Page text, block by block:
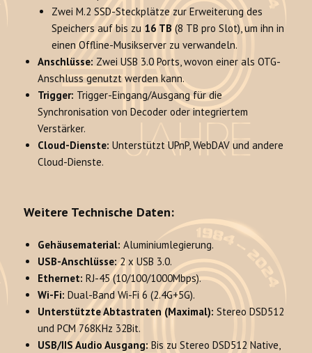
Zwei M.2 SSD-Steckplätze zur Erweiterung des
Speichers auf bis zu 16 TB (8 TB pro Slot), um ihn in
einen Offline-Musikserver zu verwandeln.
Anschlüsse: Zwei USB 3.0 Ports, wovon einer als OTG-
Anschluss genutzt werden kann.
Trigger: Trigger-Eingang/Ausgang für die
Synchronisation von Decoder oder integriertem
Verstärker.
Cloud-Dienste: Unterstützt UPnP, WebDAV und andere
Cloud-Dienste.
Weitere Technische Daten:
Gehäusematerial: Aluminiumlegierung.
USB-Anschlüsse:2 x USB 3.0.
Ethernet: RJ-45 (10/100/1000Mbps).
Wi-Fi: Dual-Band Wi-Fi 6 (2.4G+5G).
Unterstützte Abtastraten (Maximal): Stereo DSD512
und PCM 768KHz 32Bit.
USB/IIS Audio Ausgang: Bis zu Stereo DSD512 Native,